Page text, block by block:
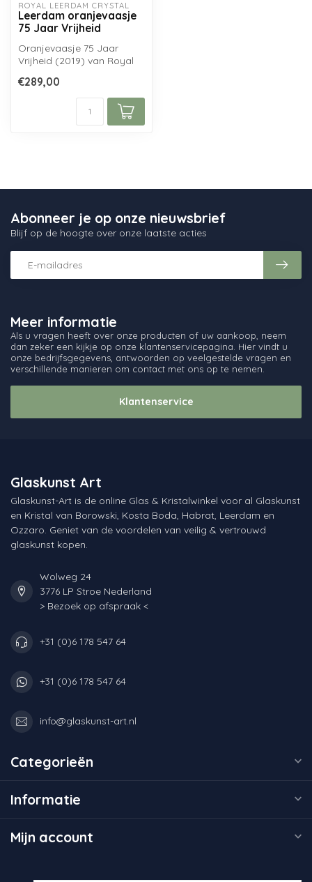
ROYAL LEERDAM CRYSTAL
Leerdam oranjevaasje
75 Jaar Vrijheid
Oranjevaasje 75 Jaar
Vrijheid (2019) van Royal
ontworpen door H...
€289,00
Meer informatie
Als u vragen heeft over onze producten of uw aankoop, neem
dan zeker een kijkje op onze klantenservicepagina. Hier vindt u
onze bedrijfsgegevens, antwoorden op veelgestelde vragen en
verschillende manieren om contact met ons op te nemen.
Klantenservice
Abonneer je op onze nieuwsbrief
Blijf op de hoogte over onze laatste acties
Glaskunst Art
Glaskunst-Art is de online Glas & Kristalwinkel voor al Glaskunst
en Kristal van Borowski, Kosta Boda, Habrat, Leerdam en
Ozzaro. Geniet van de voordelen van veilig & vertrouwd
glaskunst kopen.
Wolweg 24
3776 LP Stroe Nederland
> Bezoek op afspraak <
+31 (0)6 178 547 64
+31 (0)6 178 547 64
info@glaskunst-art.nl
Categorieën
Informatie
Mijn account